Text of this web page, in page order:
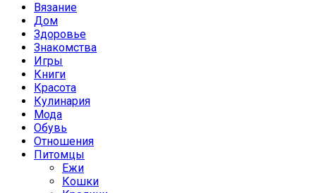
Вязание
Дом
Здоровье
Знакомства
Игры
Книги
Красота
Кулинария
Мода
Обувь
Отношения
Питомцы
Ежи
Кошки